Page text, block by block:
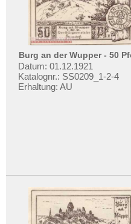
Burg an der Wupper - 50
Datum: 01.12.1921
Katalognr.: SS0209_1-2-4
Erhaltung: AU